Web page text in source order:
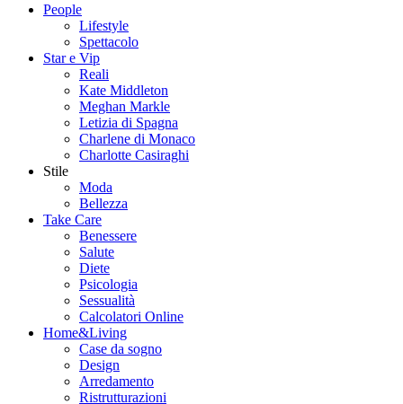
People
Lifestyle
Spettacolo
Star e Vip
Reali
Kate Middleton
Meghan Markle
Letizia di Spagna
Charlene di Monaco
Charlotte Casiraghi
Stile
Moda
Bellezza
Take Care
Benessere
Salute
Diete
Psicologia
Sessualità
Calcolatori Online
Home&Living
Case da sogno
Design
Arredamento
Ristrutturazioni